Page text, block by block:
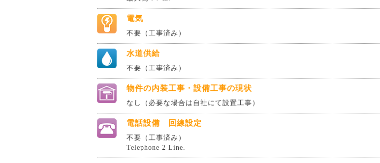
電気
不要（工事済み）
水道供給
不要（工事済み）
物件の内装工事・設備工事の現状
なし（必要な場合は自社にて設置工事）
電話設備 回線設定
不要（工事済み）
Telephone 2 Line.